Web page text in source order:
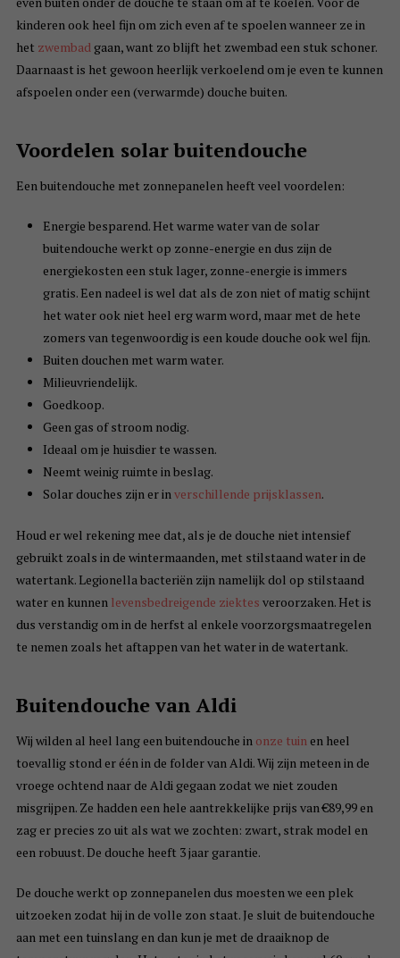
kinderen ook heel fijn om zich even af te spoelen wanneer ze in
het zwembadgaan, want zo blijft het zwembad een stuk schoner.
Daarnaast is het gewoon heerlijk verkoelend om je even te kunnen
afspoelen onder een (verwarmde) douche buiten.
Voordelen solar buitendouche
Een buitendouche met zonnepanelen heeft veel voordelen:
Energie besparend. Het warme water van de solar
buitendouche werkt op zonne-energie en dus zijn de
energiekosten een stuk lager, zonne-energie is immers
gratis. Een nadeel is wel dat als de zon niet of matig schijnt
het water ook niet heel erg warm word, maar met de hete
zomers van tegenwoordig is een koude douche ook wel fijn.
Buiten douchen met warm water.
Milieuvriendelijk.
Goedkoop.
Geen gas of stroom nodig.
Ideaal om je huisdier te wassen.
Neemt weinig ruimte in beslag.
Solar douches zijn er inverschillende prijsklassen.
Houd er wel rekening mee dat, als je de douche niet intensief
gebruikt zoals in de wintermaanden, met stilstaand water in de
watertank. Legionella bacteriën zijn namelijk dol op stilstaand
water en kunnen levensbedreigende ziektes veroorzaken. Het is
dus verstandig om in de herfst al enkele voorzorgsmaatregelen
te nemen zoals het aftappen van het water in de watertank.
Buitendouche van Aldi
Wij wilden al heel lang een buitendouche in onze tuinen heel
toevallig stond er één in de folder van Aldi. Wij zijn meteen in de
vroege ochtend naar de Aldi gegaan zodat we niet zouden
misgrijpen. Ze hadden een hele aantrekkelijke prijs van €89,99 en
zag er precies zo uit als wat we zochten: zwart, strak model en
een robuust. De douche heeft 3 jaar garantie.
De douche werkt op zonnepanelen dus moesten we een plek
uitzoeken zodat hij in de volle zon staat. Je sluit de buitendouche
aan met een tuinslang en dan kun je met de draaiknop de